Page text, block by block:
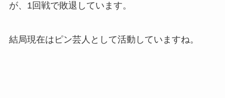
が、1回戦で敗退しています。
結局現在はピン芸人として活動していますね。